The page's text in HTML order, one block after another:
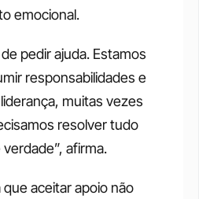
emocional.
pedir ajuda. Estamos
responsabilidades e
muitas vezes
resolver tudo
afirma.
aceitar apoio não